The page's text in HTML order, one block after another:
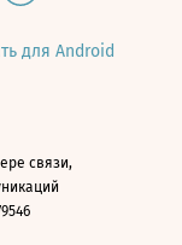
для Android
связи,